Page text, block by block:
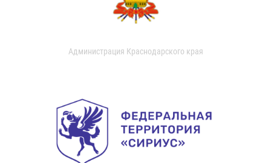
Администрация Краснодарского края